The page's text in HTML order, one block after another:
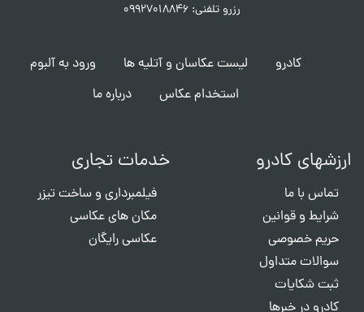
رزرو تلفنی: ۰۹۹۲۷۰۱۸۸۴۶
کادرو لیست عکاسان و آتلیه ها
ورود به آلبوم
استخدام عکاس
درباره ما
ارزشهای کادرو
تماس با ما
شرایط و قوانین
حریم خصوصی
سوالات متداول
ثبت شکایات
کادرو در خبرها
خدمات تجاری
فیلمبرداری و ساخت تیزر
مکان های عکاسی
عکاسی رایگان